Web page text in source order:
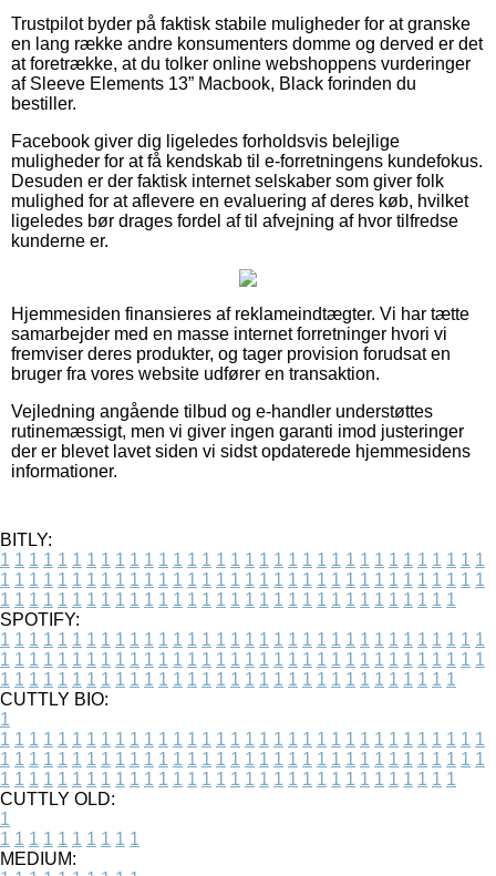
Trustpilot byder på faktisk stabile muligheder for at granske
en lang række andre konsumenters domme og derved er det
at foretrække, at du tolker online webshoppens vurderinger
af Sleeve Elements 13” Macbook, Black forinden du
bestiller.
Facebook giver dig ligeledes forholdsvis belejlige
muligheder for at få kendskab til e-forretningens kundefokus.
Desuden er der faktisk internet selskaber som giver folk
mulighed for at aflevere en evaluering af deres køb, hvilket
ligeledes bør drages fordel af til afvejning af hvor tilfredse
kunderne er.
Hjemmesiden finansieres af reklameindtægter. Vi har tætte
samarbejder med en masse internet forretninger hvori vi
fremviser deres produkter, og tager provision forudsat en
bruger fra vores website udfører en transaktion.
Vejledning angående tilbud og e-handler understøttes
rutinemæssigt, men vi giver ingen garanti imod justeringer
der er blevet lavet siden vi sidst opdaterede hjemmesidens
informationer.
BITLY:
1 1 1 1 1 1 1 1 1 1 1 1 1 1 1 1 1 1 1 1 1 1 1 1 1 1 1 1 1 1 1 1 1 1
1 1 1 1 1 1 1 1 1 1 1 1 1 1 1 1 1 1 1 1 1 1 1 1 1 1 1 1 1 1 1 1 1 1
1 1 1 1 1 1 1 1 1 1 1 1 1 1 1 1 1 1 1 1 1 1 1 1 1 1 1 1 1 1 1 1
SPOTIFY:
1 1 1 1 1 1 1 1 1 1 1 1 1 1 1 1 1 1 1 1 1 1 1 1 1 1 1 1 1 1 1 1 1 1
1 1 1 1 1 1 1 1 1 1 1 1 1 1 1 1 1 1 1 1 1 1 1 1 1 1 1 1 1 1 1 1 1 1
1 1 1 1 1 1 1 1 1 1 1 1 1 1 1 1 1 1 1 1 1 1 1 1 1 1 1 1 1 1 1 1
CUTTLY BIO:
1
1 1 1 1 1 1 1 1 1 1 1 1 1 1 1 1 1 1 1 1 1 1 1 1 1 1 1 1 1 1 1 1 1 1
1 1 1 1 1 1 1 1 1 1 1 1 1 1 1 1 1 1 1 1 1 1 1 1 1 1 1 1 1 1 1 1 1 1
1 1 1 1 1 1 1 1 1 1 1 1 1 1 1 1 1 1 1 1 1 1 1 1 1 1 1 1 1 1 1 1
CUTTLY OLD:
1
1 1 1 1 1 1 1 1 1 1
MEDIUM: